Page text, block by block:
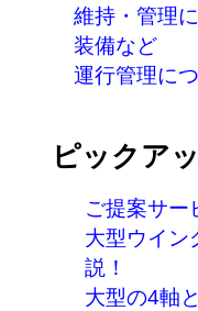
維持・管理
装備など
運行管理に
ピックア
ご提案サー
大型ウイン
説！
大型の4軸